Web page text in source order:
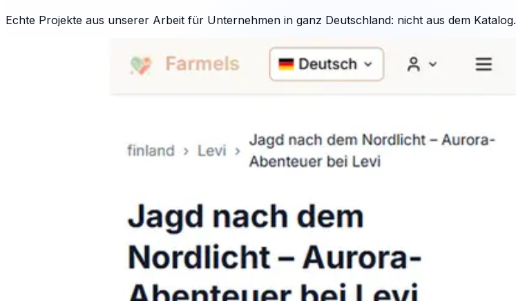
Echte Projekte aus unserer Arbeit für Unternehmen in ganz Deutschland: nicht aus dem Katalog.